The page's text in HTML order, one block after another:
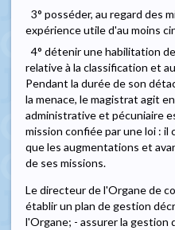
3° posséder, au regard des
expérience utile d'au moins
4° détenir une habilitation
relative à la classification et
Pendant la durée de son
la menace, le magistrat agit
administrative et pécuniaire
mission confiée par une loi :
que les augmentations et
de ses missions.
Le directeur de l'Organe de
établir un plan de gestion
l'Organe; - assurer la